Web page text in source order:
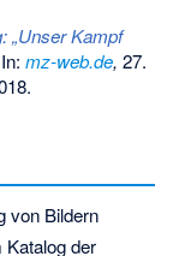
„Unser Kampf
In: mz-web.de, 27.
von Bildern
Katalog der